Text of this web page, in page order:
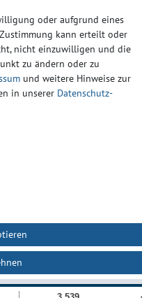
oder aufgrund eines
kann erteilt oder
nicht einzuwilligen und die
zu ändern oder zu
und weitere Hinweise zur
in unserer Daten­schutz­
AGB Kontakt